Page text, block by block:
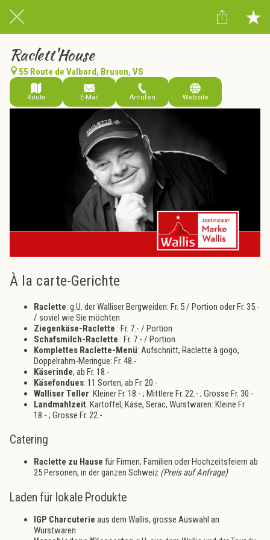
Raclett'House
55 Route de Valbord, Bruson, VS
Route E-Mail Anrufen Website
À la carte-Gerichte
Raclette: g.U. der Walliser Bergweiden: Fr. 5 / Portion oder Fr. 35.-
/ soviel wie Sie möchten
Ziegenkäse-Raclette : Fr. 7.- / Portion
Schafsmilch-Raclette : Fr. 7.- / Portion
Komplettes Raclette-Menü: Aufschnitt, Raclette à gogo,
Doppelrahm-Meringue: Fr. 48.-
Käserinde, ab Fr. 18.-
Käsefondues: 11 Sorten, ab Fr. 20.-
Walliser Teller: Kleiner Fr. 18.- ; Mittlere Fr. 22.- ; Grosse Fr. 30.-
Landmahlzeit: Kartoffel, Käse, Serac, Wurstwaren: Kleine Fr.
18.- ; Grosse Fr. 22.-
Catering
Raclette zu Hause für Firmen, Familien oder Hochzeitsfeiern ab
25 Personen, in der ganzen Schweiz (Preis auf Anfrage)
Laden für lokale Produkte
IGP Charcuterie aus dem Wallis, grosse Auswahl an
Wurstwaren